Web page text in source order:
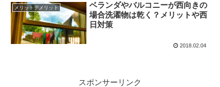
メリットデメリット
ベランダやバルコニーが西向きの
場合洗濯物は乾く？メリットや西
日対策
2018.02.04
スポンサーリンク